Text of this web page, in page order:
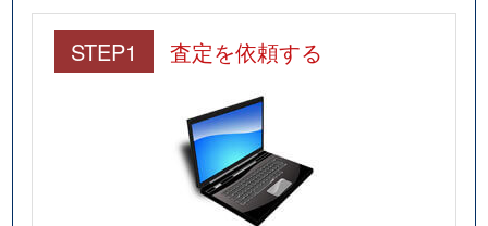
STEP1 査定を依頼する